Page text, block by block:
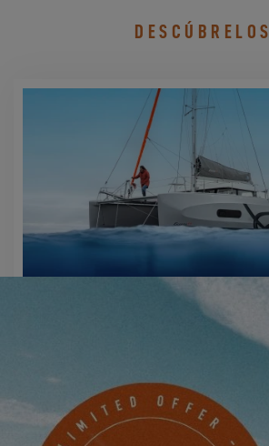
DESCÚBRELOS
EXCESS 11